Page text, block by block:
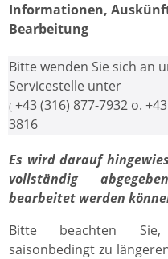
Informationen,
Bearbeitung
Bitte wenden Sie sich an
Servicestelle unter
( +43 (316) 877-7932 o.
3816
Es wird darauf
vollständig
bearbeitet werden
Bitte beachten
saisonbedingt zu